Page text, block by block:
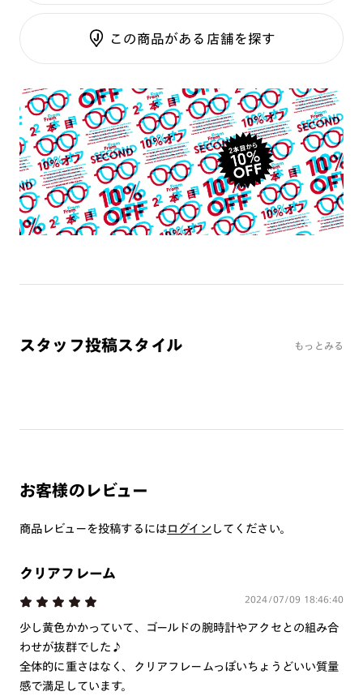
調光SCREEN
くもり止めレンズ
カラーレンズ：ダークカラー
カラーレンズ：ライトカラー
カラーレンズ：トレンドカラー
コンシーラーカラー
コンシーラーカラーUVダブルカット
チークカラー
偏光レンズ
アクティブレンズ
るレンズに限ります。それ以外の対応レンズについてはJINS実店舗でお取り扱
いしております。
よくある質問
Q オンラインショップで遠近両用レンズ（累進レンズ）のメ
A オンラインショップで遠近両用レンズ（クリアレンズの
み）をご注文の場合、レンズ交換券を選択後に店舗にて度
つき対応可能です。
商品とレンズ交換券が届きましたらお近くのJINS店舗へご
ご利用ガイド
この商品がある店舗を探す
スタッフ投稿スタイル もっとみる
お客様のレビュー
商品レビューを投稿するにはログイン してください。
クリアフレーム
2024/07/09 18:46:40
少し黄色かかっていて、ゴールドの腕時計やアクセとの組み合
わせが抜群でした♪
全体的に重さはなく、クリアフレームっぽいちょうどいい質量
感で満足しています。